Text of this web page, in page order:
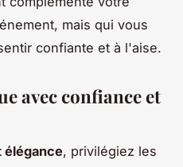
mais qui vous
confiante et à l'aise.
avec confiance et
, privilégiez les